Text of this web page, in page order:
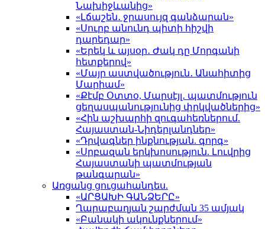
Նախիջևանից»
«Լճաշեն․ ջրասույզ գանձարան»
«Սուրբ անունդ պիտի հիշվի
դարեդար»
«Երեկ և այսօր․ Ժակ դը Մորգանի
հետքերով»
«Մայր աստվածություն․ Անահիտից
Մարիամ»
«Քէմբ Օտտօ, Մարսէյլ․ պատմություն
ցեղասպանությունից փրկվածներից»
«Հին աշխարհի զուգահեռներում.
Հայաստան-Նիդերլանդներ»
«Դրվագներ ինքնության. գորգ»
«Սրբազան երկխոսություն. Լուվրից
Հայաստանի պատմության
թանգարան»
Առցանց ցուցահանդես.
«ԱՐՑԱԽԻ ԳԱՆՁԵՐԸ»
Ղարաբաղյան շարժման 35 ամյակ
«Բանակի ակունքներում»